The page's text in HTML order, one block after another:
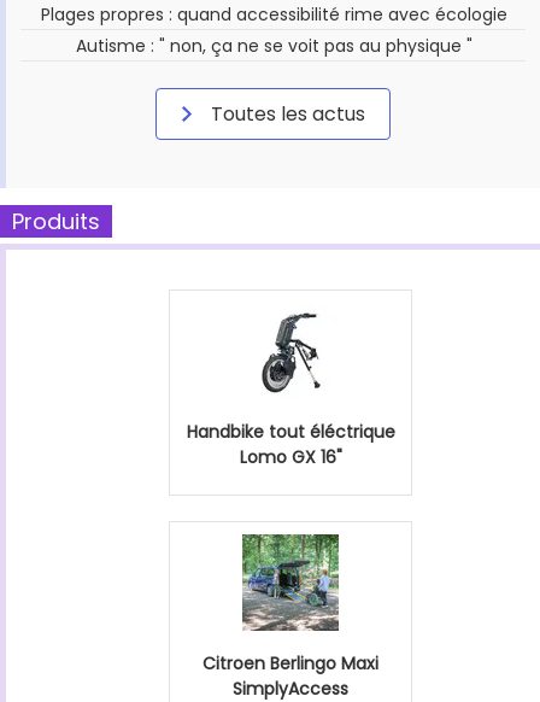
Plages propres : quand accessibilité rime avec écologie
Autisme : " non, ça ne se voit pas au physique "
Toutes les actus
Produits
Handbike tout éléctrique
Lomo GX 16"
Citroen Berlingo Maxi
SimplyAccess